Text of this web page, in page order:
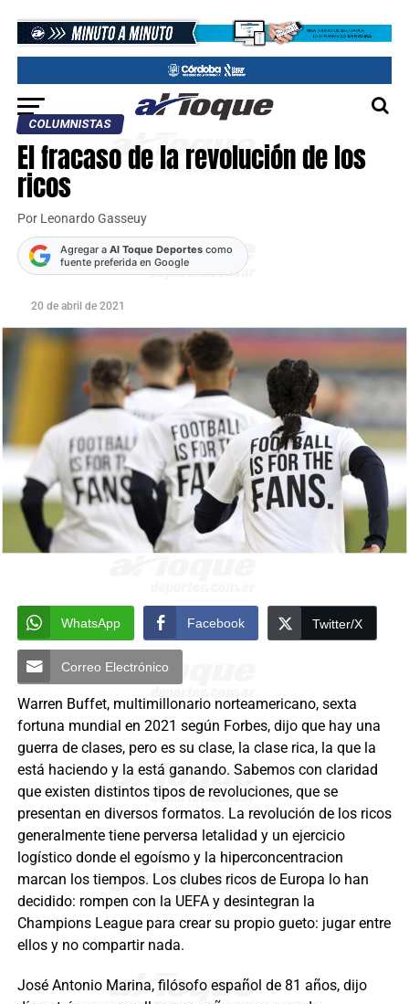
COLUMNISTAS
El fracaso de la revolución de los
ricos
Por Leonardo Gasseuy
Agregar a Al Toque Deportescomo
fuente preferida en Google
20 de abril de 2021
WhatsApp Facebook Twitter/X
Correo Electrónico
Warren Buffet, multimillonario norteamericano, sexta
fortuna mundial en 2021 según Forbes, dijo que hay una
guerra de clases, pero es su clase, la clase rica, la que la
está haciendo y la está ganando. Sabemos con claridad
que existen distintos tipos de revoluciones, que se
presentan en diversos formatos. La revolución de los ricos
generalmente tiene perversa letalidad y un ejercicio
logístico donde el egoísmo y la hiperconcentracion
marcan los tiempos. Los clubes ricos de Europa lo han
decidido: rompen con la UEFA y desintegran la
Champions League para crear su propio gueto: jugar entre
ellos y no compartir nada.
José Antonio Marina, filósofo español de 81 años, dijo